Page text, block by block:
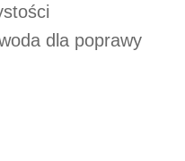
dla poprawy